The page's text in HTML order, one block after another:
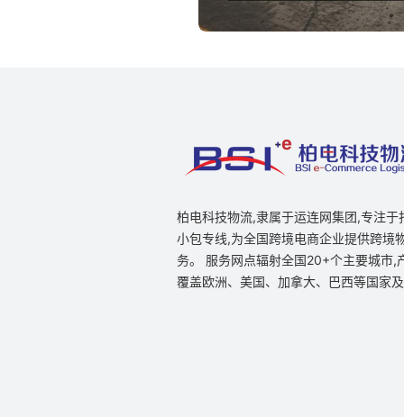
柏电科技物流,隶属于运连网集团,专注于
小包专线,为全国跨境电商企业提供跨境
务。 服务网点辐射全国20+个主要城市,
覆盖欧洲、美国、加拿大、巴西等国家